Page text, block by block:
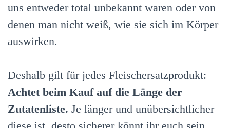
uns entweder total unbekannt waren oder von
denen man nicht weiß, wie sie sich im Körper
auswirken.
Deshalb gilt für jedes Fleischersatzprodukt:
Achtet beim Kauf auf die Länge der
Zutatenliste. Je länger und unübersichtlicher